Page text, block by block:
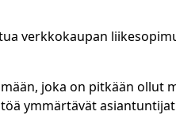
verkkokaupan
joka on pitkään ollut
ymmärtävät